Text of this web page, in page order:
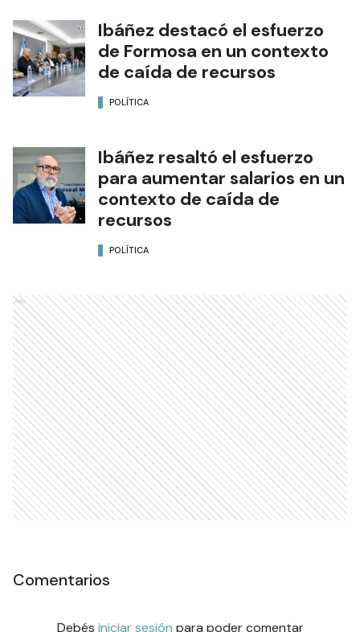
Ibáñez destacó el esfuerzo
de Formosa en un contexto
de caída de recursos
POLÍTICA
Ibáñez resaltó el esfuerzo
para aumentar salarios en un
contexto de caída de
recursos
POLÍTICA
Ads
Comentarios
Debés iniciar sesión para poder comentar